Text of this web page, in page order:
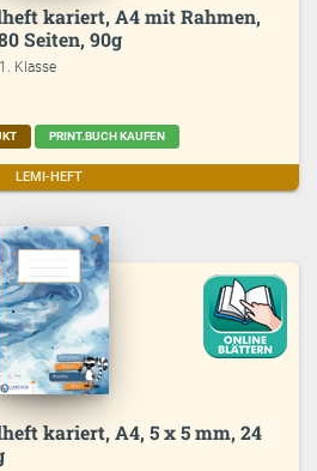
kariert, A4 mit Rahmen,
Seiten, 90g
Klasse
PRINT.BUCH KAUFEN
LEMI-HEFT
kariert, A4, 5 x 5 mm, 24